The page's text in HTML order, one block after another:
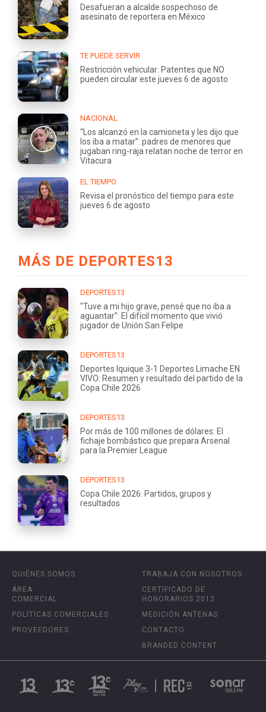
Desafueran a alcalde sospechoso de
asesinato de reportera en México
TE PUEDE SERVIR
Restricción vehicular: Patentes que NO
pueden circular este jueves 6 de agosto
NACIONAL
“Los alcanzó en la camioneta y les dijo que
los iba a matar”: padres de menores que
jugaban ring-raja relatan noche de terror en
Vitacura
EL TIEMPO
Revisa el pronóstico del tiempo para este
jueves 6 de agosto
MÁS DE DEPORTES13
DEPORTES13
"Tuve a mi hijo grave, pensé que no iba a
aguantar": El difícil momento que vivió
jugador de Unión San Felipe
DEPORTES13
Deportes Iquique 3-1 Deportes Limache EN
VIVO: Resumen y resultado del partido de la
Copa Chile 2026
DEPORTES13
Por más de 100 millones de dólares: El
fichaje bombástico que prepara Arsenal
para la Premier League
DEPORTES13
Copa Chile 2026: Partidos, grupos y
resultados
QUIÉNES SOMOS
ÁREA
COMERCIAL
POLÍTICAS COMERCIALES
PROVEEDORES
TRABAJA CON NOSOTROS
CERTIFICADO DE
HONORARIOS 2012
MEDICIÓN ANTENAS
CONTACTO
BRANDED CONTENT